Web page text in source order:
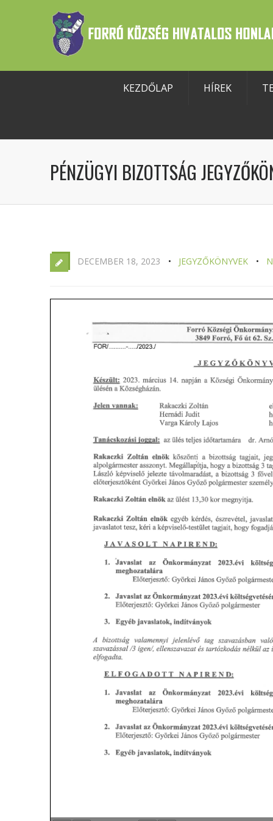
KEZDŐLAP HÍREK
PÉNZÜGYI BIZOTTSÁG
DECEMBER 18, 2023 JEGYZŐKÖNYVEK